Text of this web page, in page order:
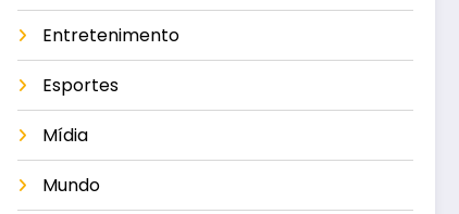
Entretenimento
Esportes
Mídia
Mundo